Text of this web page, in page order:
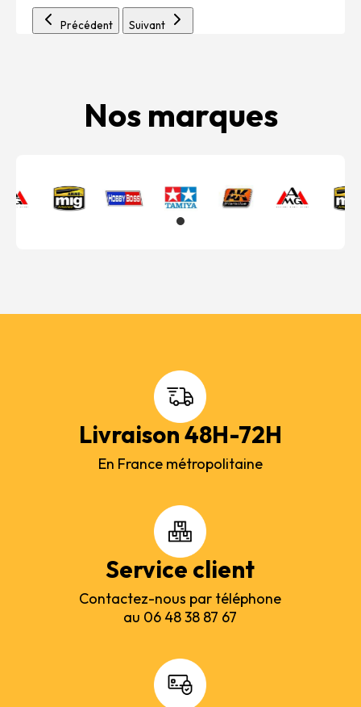
Précédent Suivant
Nos marques
Livraison 48H-72H
En France métropolitaine
Service client
Contactez-nous par téléphone
au 06 48 38 87 67